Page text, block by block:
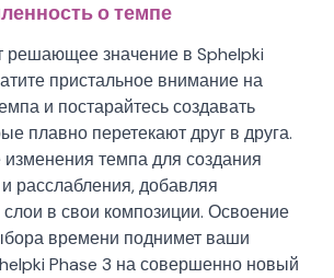
о темпе
решающее значение в Sphelpki
пристальное внимание на
и постарайтесь создавать
плавно перетекают друг в друга.
изменения темпа для создания
расслабления, добавляя
в свои композиции. Освоение
времени поднимет ваши
Phase 3 на совершенно новый